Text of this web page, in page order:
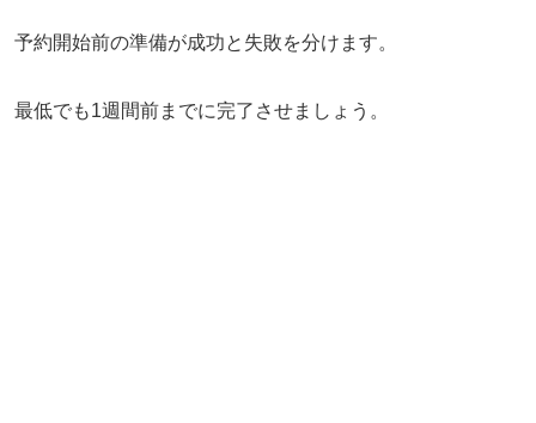
予約開始前の準備が成功と失敗を分けます。
最低でも1週間前までに完了させましょう。